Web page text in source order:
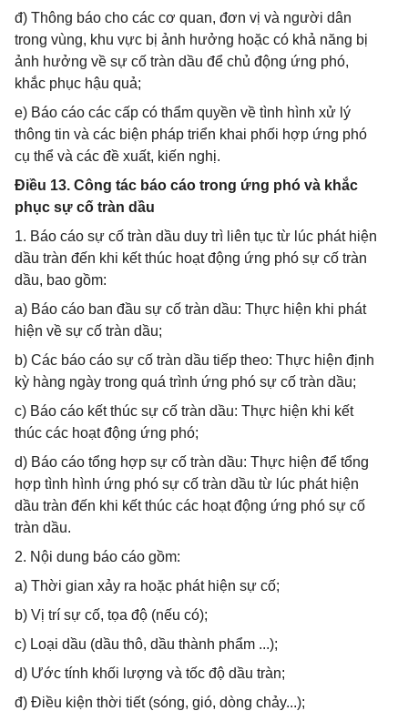
đ) Thông báo cho các cơ quan, đơn vị và người dân
trong vùng, khu vực bị ảnh hưởng hoặc có khả năng bị
ảnh hưởng về sự cố tràn dầu để chủ động ứng phó,
khắc phục hậu quả;
e) Báo cáo các cấp có thẩm quyền về tình hình xử lý
thông tin và các biện pháp triển khai phối hợp ứng phó
cụ thể và các đề xuất, kiến nghị.
Điều 13. Công tác báo cáo trong ứng phó và khắc
phục sự cố tràn dầu
1. Báo cáo sự cố tràn dầu duy trì liên tục từ lúc phát hiện
dầu tràn đến khi kết thúc hoạt động ứng phó sự cố tràn
dầu, bao gồm:
a) Báo cáo ban đầu sự cố tràn dầu: Thực hiện khi phát
hiện về sự cố tràn dầu;
b) Các báo cáo sự cố tràn dầu tiếp theo: Thực hiện định
kỳ hàng ngày trong quá trình ứng phó sự cố tràn dầu;
c) Báo cáo kết thúc sự cố tràn dầu: Thực hiện khi kết
thúc các hoạt động ứng phó;
d) Báo cáo tổng hợp sự cố tràn dầu: Thực hiện để tổng
hợp tình hình ứng phó sự cố tràn dầu từ lúc phát hiện
dầu tràn đến khi kết thúc các hoạt động ứng phó sự cố
tràn dầu.
2. Nội dung báo cáo gồm:
a) Thời gian xảy ra hoặc phát hiện sự cố;
b) Vị trí sự cố, tọa độ (nếu có);
c) Loại dầu (dầu thô, dầu thành phẩm ...);
d) Ước tính khối lượng và tốc độ dầu tràn;
đ) Điều kiện thời tiết (sóng, gió, dòng chảy...);